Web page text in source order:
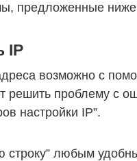
предложенные
IP
возможно с
решить проблему с
настройки IP”.
строку” любым